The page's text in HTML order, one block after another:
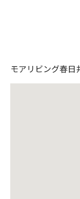
モアリビング春